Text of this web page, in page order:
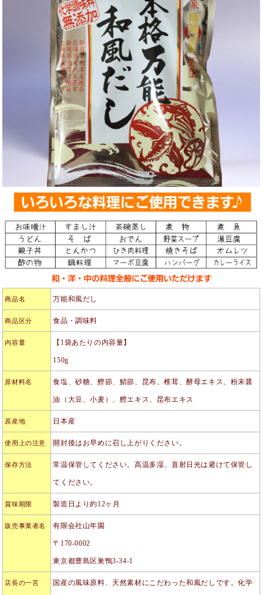
商品名 万能和風だし
商品区分 食品・調味料
内容量 【1袋あたりの内容量】
150g
原材料名 食塩、砂糖、鰹節、鯖節、昆布、椎茸、酵母エキス、粉末醤
油（大豆、小麦）、鰹エキス、昆布エキス
原産地 日本産
使用上の注意 開封後はお早めに召し上がりください。
保存方法 常温保管してください。高温多湿、直射日光は避けて保管し
てください。
賞味期限 製造日より約12ヶ月
販売事業者名 有限会社山年園
〒170-0002
東京都豊島区巣鴨3-34-1
店長の一言 国産の風味原料、天然素材にこだわった和風だしです。化学